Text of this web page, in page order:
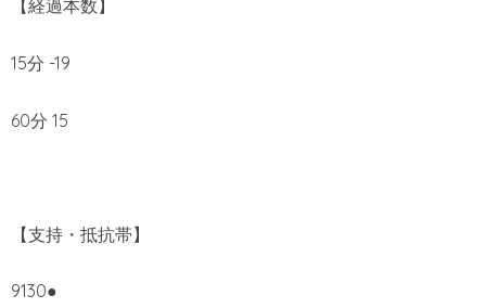
【経過本数】
15分 -19
60分 15
【支持・抵抗帯】
9130●